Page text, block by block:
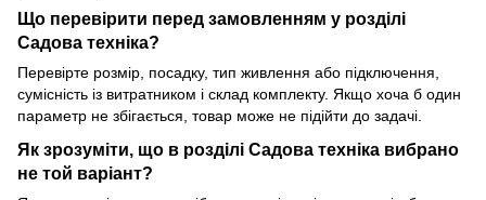
Що перевірити перед замовленням у розділі
Садова техніка?
Перевірте розмір, посадку, тип живлення або підключення,
сумісність із витратником і склад комплекту. Якщо хоча б один
параметр не збігається, товар може не підійти до задачі.
Як зрозуміти, що в розділі Садова техніка вибрано
не той варіант?